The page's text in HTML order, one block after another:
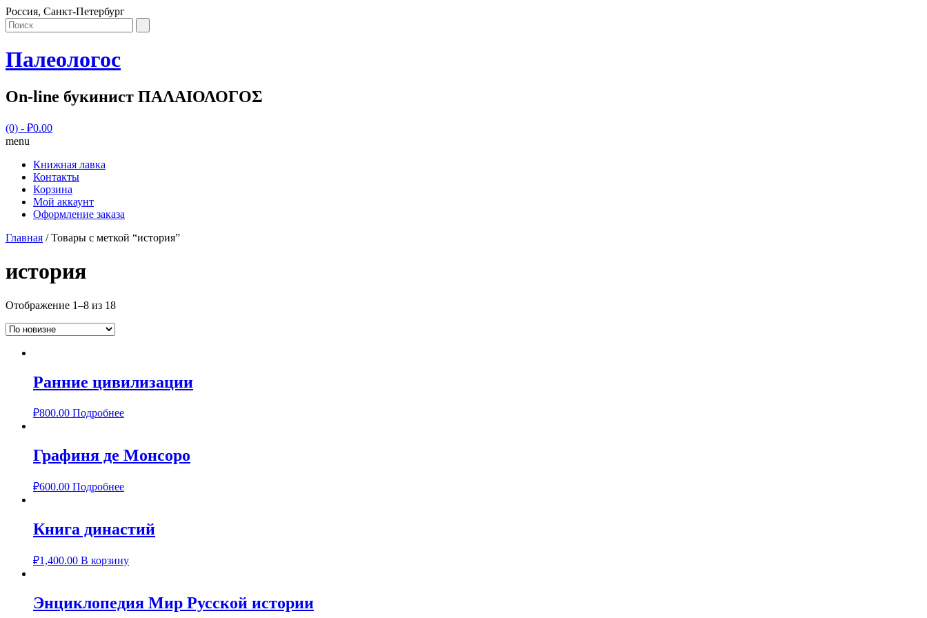
Россия, Санкт-Петербург
Палеологос
On-line букинист ΠΑΛΑΙΟΛΟΓΟΣ
(0) - ₽0.00
menu
Книжная лавка
Контакты
Корзина
Мой аккаунт
Оформление заказа
Главная / Товары с меткой “история”
история
Отображение 1–8 из 18
Ранние цивилизации
₽800.00 Подробнее
Графиня де Монсоро
₽600.00 Подробнее
Книга династий
₽1,400.00 В корзину
Энциклопедия Мир Русской истории